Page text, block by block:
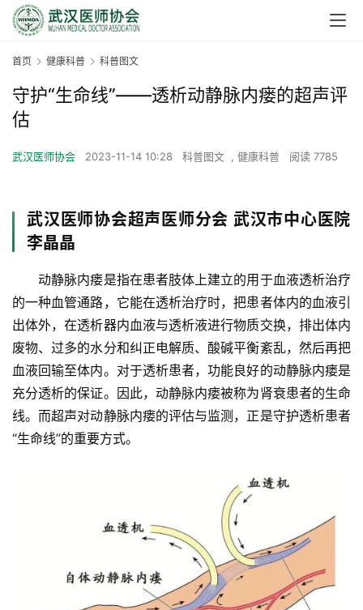
首页 健康科普 科普图文
守护“生命线”——透析动静脉内瘘的超声评
估
武汉医师协会 2023-11-14 10:28 科普图文 , 健康科普 阅读 7785
武汉医师协会超声医师分会 武汉市中心医院
李晶晶
动静脉内瘘是指在患者肢体上建立的用于血液透析治疗
的一种血管通路，它能在透析治疗时，把患者体内的血液引
出体外，在透析器内血液与透析液进行物质交换，排出体内
废物、过多的水分和纠正电解质、酸碱平衡紊乱，然后再把
血液回输至体内。对于透析患者，功能良好的动静脉内瘘是
充分透析的保证。因此，动静脉内瘘被称为肾衰患者的生命
线。而超声对动静脉内瘘的评估与监测，正是守护透析患者
“生命线”的重要方式。